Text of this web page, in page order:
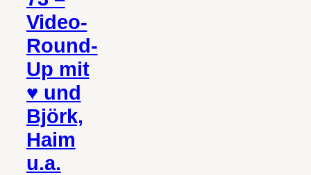
Video-
Round-
Up mit
♥ und
Björk,
Haim
u.a.